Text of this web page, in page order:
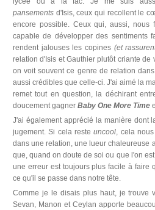
pansements d'Isis, ceux qui recollent le
encore possible. Ceux qui, aussi, nous
capable de développer des sentiments
rendent jalouses les copines (et
relation d'Isis et Gauthier plutôt criante de
on voit souvent ce genre de relation
aussi crédibles que celle-ci. J'ai aimé la
remet tout en question, la déchirant
doucement gagner Baby One More Time
J'ai également apprécié la manière dont
jugement. Si cela resteuncool, cela
dans une relation, une lueur chaleureuse
que, quand on doute de soi ou que l'on
une erreur est toujours plus facile à faire
ce qu'il se passe dans notre tête.
Comme je le disais plus haut, je trouve
Sevan, Manon et Ceylan apporte